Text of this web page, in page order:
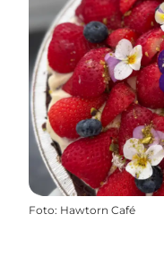
Foto: Hawtorn Café